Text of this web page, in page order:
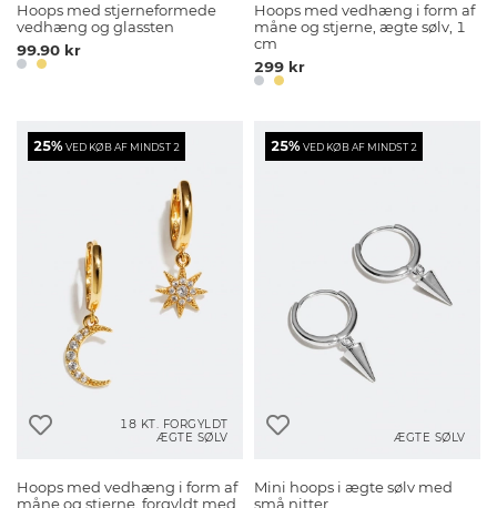
Hoops med stjerneformede
vedhæng og glassten
99.90 kr
Hoops med vedhæng i form af
måne og stjerne, ægte sølv, 1
cm
299 kr
25%VED KØB AF MINDST 2
18 KT. FORGYLDT
ÆGTE SØLV
Hoops med vedhæng i form af
måne og stjerne, forgyldt med
25%VED KØB AF MINDST 2
ÆGTE SØLV
Mini hoops i ægte sølv med
små nitter